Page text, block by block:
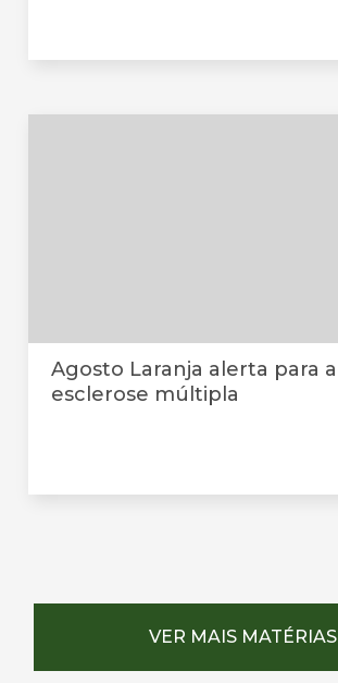
Agosto Laranja alerta para a
esclerose múltipla
VER MAIS MATÉRIAS